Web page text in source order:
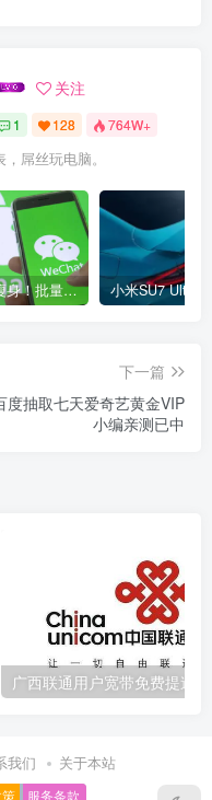
关注
1 128 764W+
屌丝玩电脑。
微信官宣瘦身！批量清理原图新功能来了 安卓、iOS均可使用
下一篇
度抽取七天爱奇艺黄金VIP
小编亲测已中
我们 关于本站
服务条款